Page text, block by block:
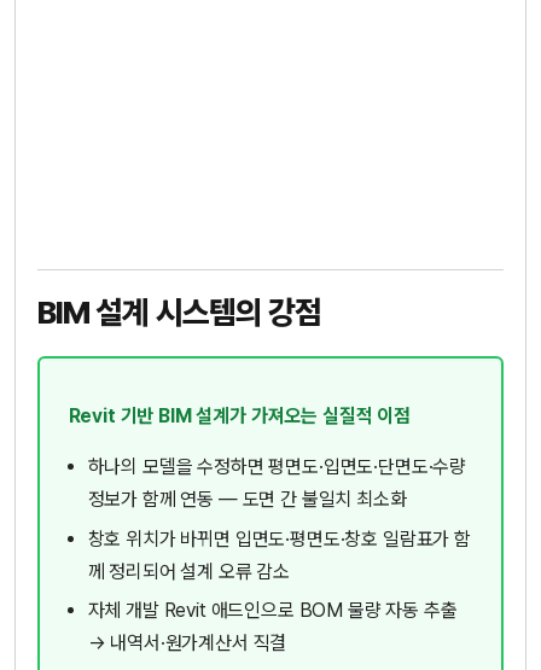
BIM 설계 시스템의 강점
Revit 기반 BIM 설계가 가져오는 실질적 이점
하나의 모델을 수정하면 평면도·입면도·단면도·수량
정보가 함께 연동 — 도면 간 불일치 최소화
창호 위치가 바뀌면 입면도·평면도·창호 일람표가 함
께 정리되어 설계 오류 감소
자체 개발 Revit 애드인으로 BOM 물량 자동 추출
→ 내역서·원가계산서 직결